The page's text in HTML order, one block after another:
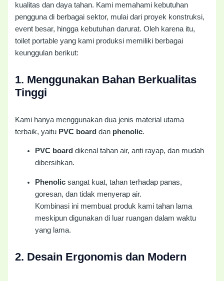
kualitas dan daya tahan. Kami memahami kebutuhan
pengguna di berbagai sektor, mulai dari proyek konstruksi,
event besar, hingga kebutuhan darurat. Oleh karena itu,
toilet portable yang kami produksi memiliki berbagai
keunggulan berikut:
1. Menggunakan Bahan Berkualitas
Tinggi
Kami hanya menggunakan dua jenis material utama
terbaik, yaitu PVC board dan phenolic.
PVC board dikenal tahan air, anti rayap, dan mudah
dibersihkan.
Phenolic sangat kuat, tahan terhadap panas,
goresan, dan tidak menyerap air.
Kombinasi ini membuat produk kami tahan lama
meskipun digunakan di luar ruangan dalam waktu
yang lama.
2. Desain Ergonomis dan Modern